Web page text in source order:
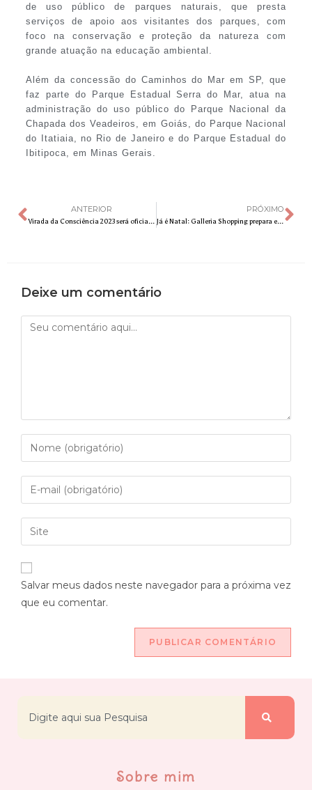
de uso público de parques naturais, que presta
serviços de apoio aos visitantes dos parques, com
foco na conservação e proteção da natureza com
grande atuação na educação ambiental.
Além da concessão do Caminhos do Mar em SP, que
faz parte do Parque Estadual Serra do Mar, atua na
administração do uso público do Parque Nacional da
Chapada dos Veadeiros, em Goiás, do Parque Nacional
do Itatiaia, no Rio de Janeiro e do Parque Estadual do
Ibitipoca, em Minas Gerais.
ANTERIOR
Virada da Consciência 2023 será oficialmente aberta na terça-feira (14/11), às 18h
PRÓXIMO
Já é Natal: Galleria Shopping prepara evento especial para recepcionar a chegada do Papai Noel
Deixe um comentário
Salvar meus dados neste navegador para a próxima vez
que eu comentar.
Sobre mim